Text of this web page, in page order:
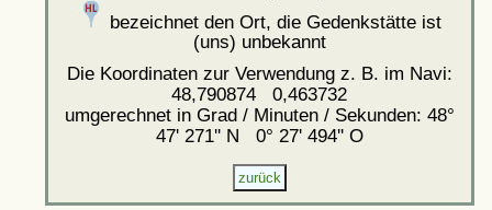
bezeichnet den Ort, die Gedenkstätte ist
(uns) unbekannt
Die Koordinaten zur Verwendung z. B. im Navi:
48,790874 0,463732
umgerechnet in Grad / Minuten / Sekunden: 48°
47' 271'' N 0° 27' 494'' O